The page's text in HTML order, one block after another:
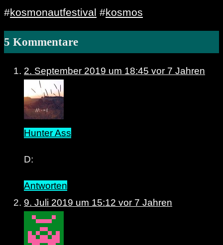
#kosmonautfestival #kosmos
5 Kommentare
2. September 2019 um 18:45 vor 7 Jahren
Hunter Ass
D:
Antworten
9. Juli 2019 um 15:12 vor 7 Jahren